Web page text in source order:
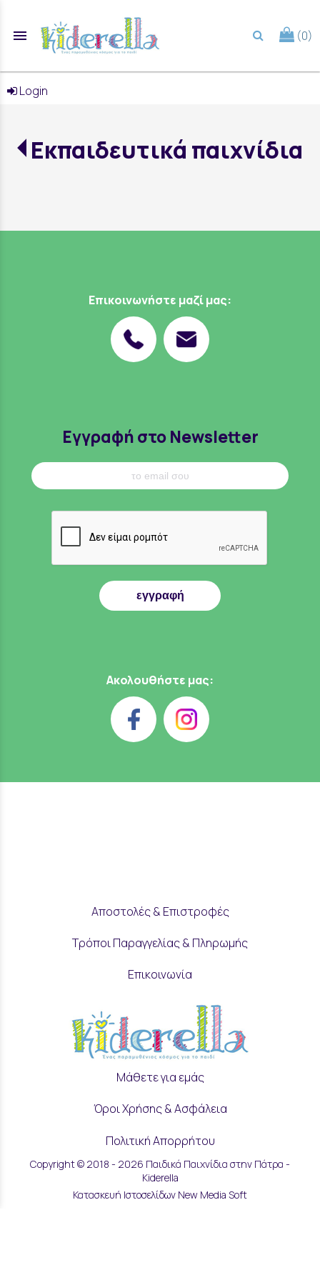
menu (0)
Login
Εκπαιδευτικά παιχνίδια
Επικοινωνήστε μαζί μας:
Εγγραφή στο Newsletter
εγγραφή
Ακολουθήστε μας:
Αποστολές & Επιστροφές
Τρόποι Παραγγελίας & Πληρωμής
Επικοινωνία
Μάθετε για εμάς
Όροι Χρήσης & Ασφάλεια
Πολιτική Απορρήτου
Ρυθμίσεις Cookies
Copyright © 2018 - 2026 Παιδικά Παιχνίδια στην Πάτρα -
Kiderella
Κατασκευή Ιστοσελίδων New Media Soft